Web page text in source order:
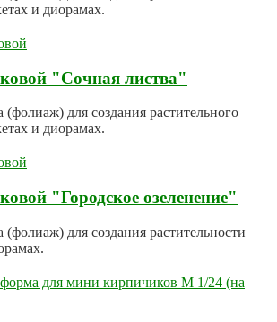
и диорамах.
"Сочная листва"
(фолиаж) для создания растительного
и диорамах.
"Городское озеленение"
(фолиаж) для создания растительности